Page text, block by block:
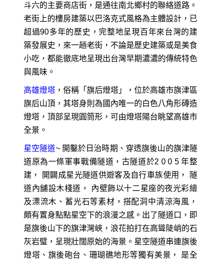
斗六的主要商店街，是通往南北鄉村的聯絡道路。
老街上的樓房建築以巴洛克式風格為主體設計，已
超過90多年的歷史，完整地呈現百年來台灣的建
築發展史，來一趟老街，不論是歷史建築或是美食
小吃，都能徹底地呈現出台灣早期濃濃的傳統特色
與風味。
高雄燈塔，俗稱「旗后燈塔」，位於高雄市旗津區
旗后山頂，其塔身則為國內唯一的白色八角形磚造
燈塔，頂部呈現圓筒形，可由燈塔陽台眺望高雄市
全景。
星空隧道~ 開鑿於日治時期、穿透旗後山的旗津隧
道原為一條軍事戰備隧道，古隧道於2 0 0 5 年整
建， 開闢成星光隧道供遊客及自行車族使用， 隧
道內舖設木棧道， 內壁飾以十二星座的夜光彩繪
及漂流木、蓄光石等素材，搭配洞中清涼海風，
頗有置身點點星空下的浪漫之感。出了隧道口，即
是旗後山下的旗津灣峽，浪花拍打在高聳陡峭的石
灰岩璧，呈現壯闊原始的海景。星空隧道串連旗後
燈塔、旗後砲台、珊瑚礁地形等獨有美景， 是全